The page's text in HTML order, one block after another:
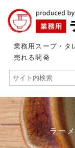
業務用スープ・タ
売れる開発
ラー